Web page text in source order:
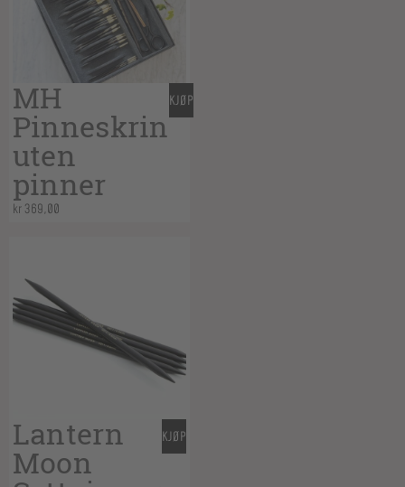
MH
Pinneskrin
uten
pinner
kr369,00
KJØP
Lantern
Moon
KJØP